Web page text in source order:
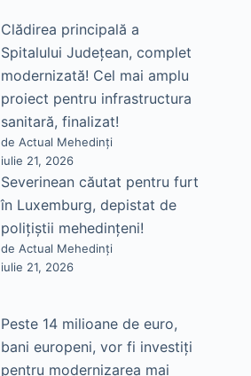
Clădirea principală a
Spitalului Județean, complet
modernizată! Cel mai amplu
proiect pentru infrastructura
sanitară, finalizat!
de Actual Mehedinți
iulie 21, 2026
Severinean căutat pentru furt
în Luxemburg, depistat de
polițiștii mehedințeni!
de Actual Mehedinți
iulie 21, 2026
Peste 14 milioane de euro,
bani europeni, vor fi investiți
pentru modernizarea mai